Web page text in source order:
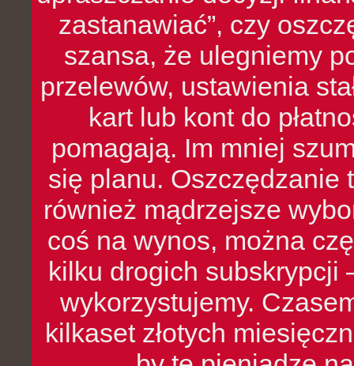
zastanawiać”, czy
szansa, że ulegniemy
przelewów, ustawienia
kart lub kont do
pomagają. Im mniej
się planu. Oszczędzanie
również mądrzejsze
coś na wynos, można
kilku drogich subskrypcji
wykorzystujemy.
kilkaset złotych